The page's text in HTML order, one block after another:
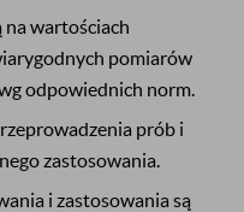
na wartościach
pomiarów
odpowiednich norm.
prób i
zastosowania.
i zastosowania są